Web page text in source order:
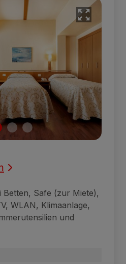
Betten, Safe (zur Miete),
WLAN, Klimaanlage,
und